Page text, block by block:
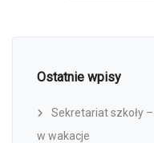
Ostatnie wpisy
Sekretariat szkoły
w wakacje